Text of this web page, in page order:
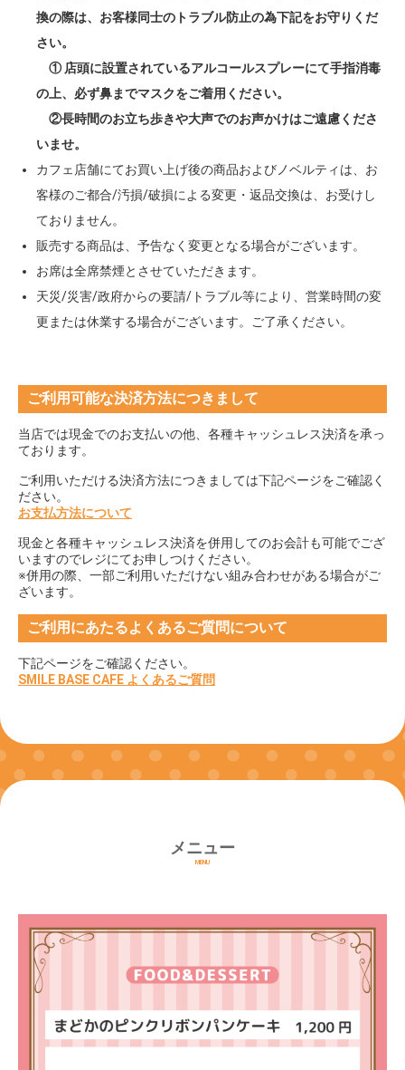
換の際は、お客様同士のトラブル防止の為下記をお守りくだ
さい。
① 店頭に設置されているアルコールスプレーにて手指消毒
の上、必ず鼻までマスクをご着用ください。
②長時間のお立ち歩きや大声でのお声かけはご遠慮くださ
いませ。
カフェ店舗にてお買い上げ後の商品およびノベルティは、お
客様のご都合/汚損/破損による変更・返品交換は、お受けし
ておりません。
販売する商品は、予告なく変更となる場合がございます。
お席は全席禁煙とさせていただきます。
天災/災害/政府からの要請/トラブル等により、営業時間の変
更または休業する場合がございます。ご了承ください。
ご利用可能な決済方法につきまして
当店では現金でのお支払いの他、各種キャッシュレス決済を承っ
ております。
ご利用いただける決済方法につきましては下記ページをご確認く
ださい。
お支払方法について
現金と各種キャッシュレス決済を併用してのお会計も可能でござ
いますのでレジにてお申しつけください。
※併用の際、一部ご利用いただけない組み合わせがある場合がご
ざいます。
ご利用にあたるよくあるご質問について
下記ページをご確認ください。
SMILE BASE CAFE よくあるご質問
メニュー
MENU